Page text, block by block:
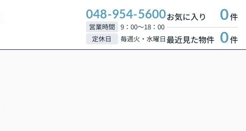
048-954-5600
営業時間
9：00～18：00
定休日
毎週火・水曜日
お気に入り 0件
最近見た物件 0件